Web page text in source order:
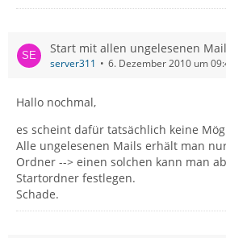
Start mit allen ungelesenen
server311 6. Dezember 2010 um
Hallo nochmal,
es scheint dafür tatsächlich keine
Alle ungelesenen Mails erhält man
Ordner --> einen solchen kann man
Startordner festlegen.
Schade.